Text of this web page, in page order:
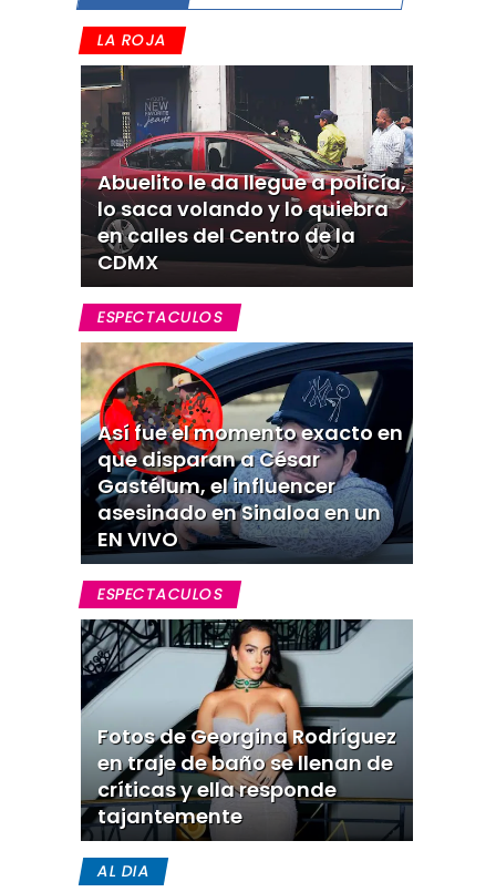
LA ROJA
Abuelito le da llegue a policía,
lo saca volando y lo quiebra
en calles del Centro de la
CDMX
ESPECTACULOS
Así fue el momento exacto en
que disparan a César
Gastélum, el influencer
asesinado en Sinaloa en un
EN VIVO
ESPECTACULOS
Fotos de Georgina Rodríguez
en traje de baño se llenan de
críticas y ella responde
tajantemente
AL DIA